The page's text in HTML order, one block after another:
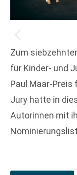
Zum
für Kinder- und
Paul Maar-Preis
Jury hatte in
Autorinnen mit